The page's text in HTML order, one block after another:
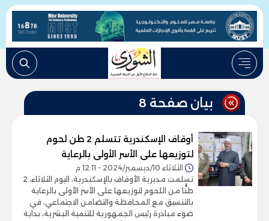
بيان صفحة 8
أوقاف الإسكندرية تتسلم 2 طن لحوم
لتوزيعها على الأسر الأولى بالرعاية
الثلاثاء 10/ديسمبر/2024 - 12:11 م
تسلمت مديرية الأوقاف بالإسكندرية، اليوم الثلاثاء، 2
طنًّا من اللحوم لتوزيعها على الأسر الأولى بالرعاية
بالتنسيق مع المحافظة والتضامن الاجتماعي، في
ضوء مبادرة رئيس الجمهورية للتنمية البشرية، بداية